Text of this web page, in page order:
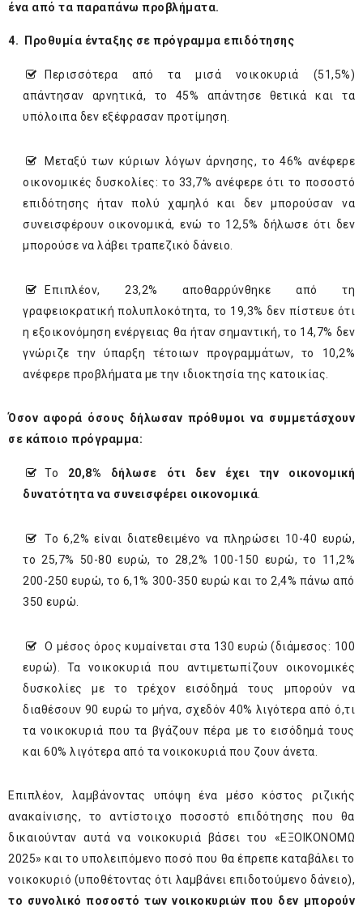
ένα από τα παραπάνω προβλήματα.
4. Προθυμία ένταξης σε πρόγραμμα επιδότησης
Περισσότερα από τα μισά νοικοκυριά (51,5%)
απάντησαν αρνητικά, το 45% απάντησε θετικά και τα
υπόλοιπα δεν εξέφρασαν προτίμηση.
Μεταξύ των κύριων λόγων άρνησης, το 46% ανέφερε
οικονομικές δυσκολίες: το 33,7% ανέφερε ότι το ποσοστό
επιδότησης ήταν πολύ χαμηλό και δεν μπορούσαν να
συνεισφέρουν οικονομικά, ενώ το 12,5% δήλωσε ότι δεν
μπορούσε να λάβει τραπεζικό δάνειο.
Επιπλέον, 23,2% αποθαρρύνθηκε από τη
γραφειοκρατική πολυπλοκότητα, το 19,3% δεν πίστευε ότι
η εξοικονόμηση ενέργειας θα ήταν σημαντική, το 14,7% δεν
γνώριζε την ύπαρξη τέτοιων προγραμμάτων, το 10,2%
ανέφερε προβλήματα με την ιδιοκτησία της κατοικίας.
Όσον αφορά όσους δήλωσαν πρόθυμοι να συμμετάσχουν
σε κάποιο πρόγραμμα:
Το 20,8% δήλωσε ότι δεν έχει την οικονομική
δυνατότητα να συνεισφέρει οικονομικά.
Το 6,2% είναι διατεθειμένο να πληρώσει 10-40 ευρώ,
το 25,7% 50-80 ευρώ, το 28,2% 100-150 ευρώ, το 11,2%
200-250 ευρώ, το 6,1% 300-350 ευρώ και το 2,4% πάνω από
350 ευρώ.
Ο μέσος όρος κυμαίνεται στα 130 ευρώ (διάμεσος: 100
ευρώ). Τα νοικοκυριά που αντιμετωπίζουν οικονομικές
δυσκολίες με το τρέχον εισόδημά τους μπορούν να
διαθέσουν 90 ευρώ το μήνα, σχεδόν 40% λιγότερα από ό,τι
τα νοικοκυριά που τα βγάζουν πέρα με το εισόδημά τους
και 60% λιγότερα από τα νοικοκυριά που ζουν άνετα.
Επιπλέον, λαμβάνοντας υπόψη ένα μέσο κόστος ριζικής
ανακαίνισης, το αντίστοιχο ποσοστό επιδότησης που θα
δικαιούνταν αυτά να νοικοκυριά βάσει του «ΕΞΟΙΚΟΝΟΜΩ
2025» και το υπολειπόμενο ποσό που θα έπρεπε καταβάλει το
νοικοκυριό (υποθέτοντας ότι λαμβάνει επιδοτούμενο δάνειο),
το συνολικό ποσοστό των νοικοκυριών που δεν μπορούν